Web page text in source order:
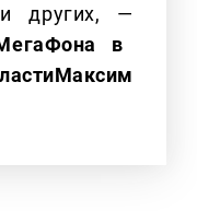
других, —
в